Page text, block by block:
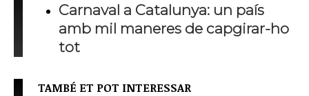
Carnaval a Catalunya: un país
amb mil maneres de capgirar-ho
tot
TAMBÉ ET POT INTERESSAR